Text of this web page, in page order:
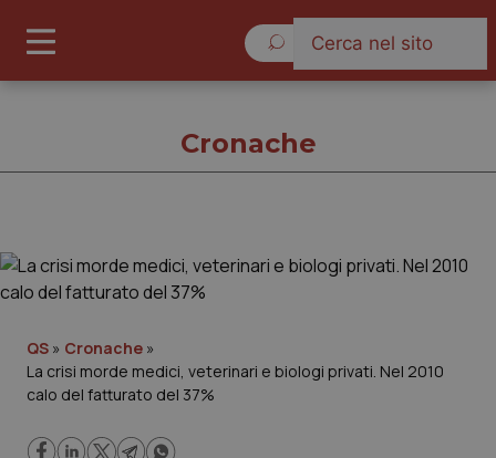
Governo e Parlamento
Regioni e Asl
Cronache
QS » Cronache »
La crisi morde medici, veterinari e biologi privati. Nel 2010
calo del fatturato del 37%